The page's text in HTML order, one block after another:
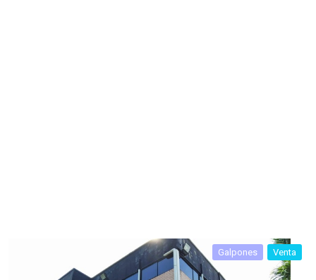
Galpones Venta